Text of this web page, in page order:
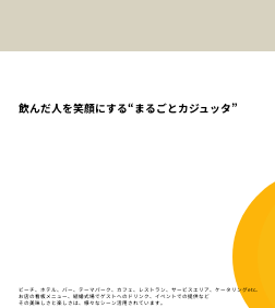
飲んだ人を笑顔にする“まるごとカジュッタ”
ビーチ、ホテル、バー、テーマパーク、カフェ、レストラン、サービスエリア、ケータリングetc..
お店の看板メニュー、結婚式場でゲストへのドリンク、イベントでの提供など
その美味しさと楽しさは、様々なシーン活用されています。